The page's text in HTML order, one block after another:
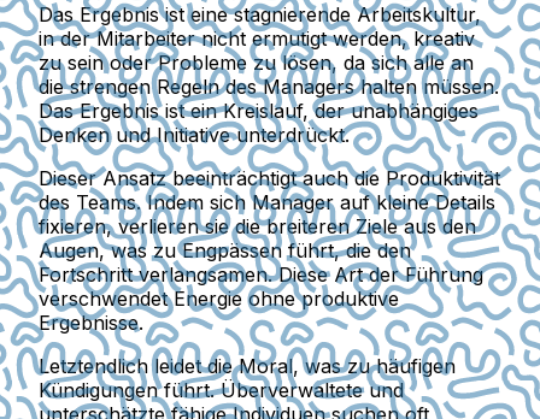
Das Ergebnis ist eine stagnierende Arbeitskultur,
in der Mitarbeiter nicht ermutigt werden, kreativ
zu sein oder Probleme zu lösen, da sich alle an
die strengen Regeln des Managers halten müssen.
Das Ergebnis ist ein Kreislauf, der unabhängiges
Denken und Initiative unterdrückt.
Dieser Ansatz beeinträchtigt auch die Produktivität
des Teams. Indem sich Manager auf kleine Details
fixieren, verlieren sie die breiteren Ziele aus den
Augen, was zu Engpässen führt, die den
Fortschritt verlangsamen. Diese Art der Führung
verschwendet Energie ohne produktive
Ergebnisse.
Letztendlich leidet die Moral, was zu häufigen
Kündigungen führt. Überverwaltete und
unterschätzte fähige Individuen suchen oft